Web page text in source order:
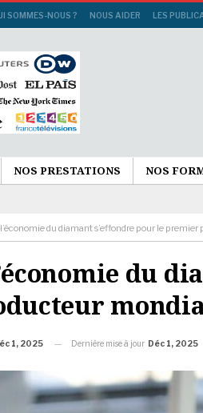
SOMMES-NOUS ? NOUS AIDER LES
NOS PRESTATIONS NOS
du diamant s’effondre pour le
du
1, 2025 Dernière mise à jour Déc 1, 2025